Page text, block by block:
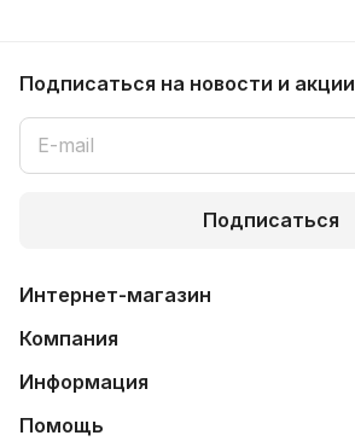
Подписаться на новости и акции
Подписаться
Интернет-магазин
Компания
Информация
Помощь